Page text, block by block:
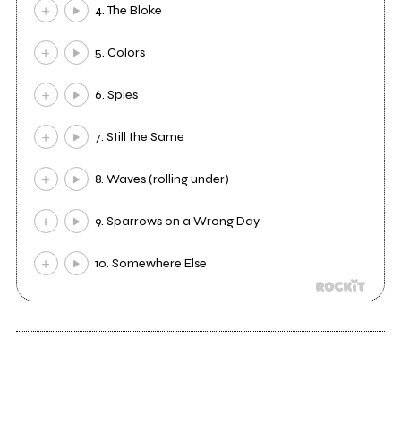
4. The Bloke
5. Colors
6. Spies
7. Still the Same
8. Waves (rolling under)
9. Sparrows on a Wrong Day
10. Somewhere Else